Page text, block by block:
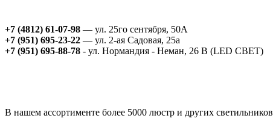
+7 (4812) 61-07-98 — ул. 25го сентября, 50А
+7 (951) 695-23-22 — ул. 2-ая Садовая, 25а
+7 (951) 695-88-78 - ул. Нормандия - Неман, 26 В (LED СВЕТ)
В нашем ассортименте более 5000 люстр и других светильников